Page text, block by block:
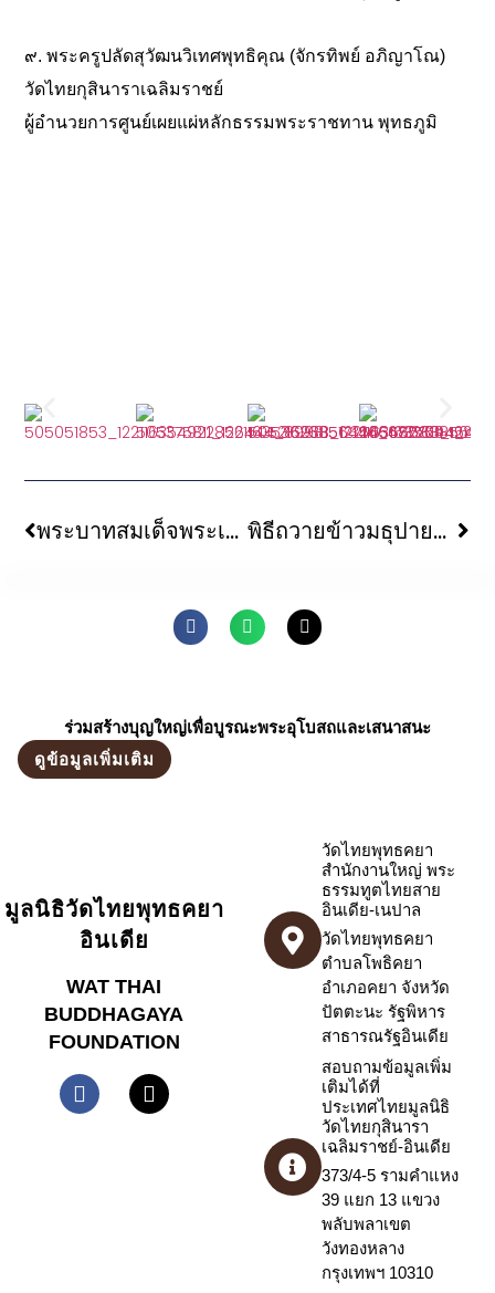
๙. พระครูปลัดสุวัฒนวิเทศพุทธิคุณ (จักรทิพย์ อภิญาโณ)
วัดไทยกุสินาราเฉลิมราชย์
ผู้อำนวยการศูนย์เผยแผ่หลักธรรมพระราชทาน พุทธภูมิ
พระบาทสมเด็จพระเจ้าอยู่หัว และสมเด็จพระนางเจ้าฯ พระบรมราชินี เสด็จพระราชดำเนินไปทรงบำเพ็ญพระราชกุศลเนื่องในศุภมงคลเฉลิมพระชนมพรรษา ๔๗ พรรษา สมเด็จพระนางเจ้าฯ พระบรมราชินี พิธีถวายข้าวมธุปายาส แด่องค์พระพุทธเมตตา ถวายดอกไม้แด่ต้นพระศรีมหาโพธิ์
ร่วมสร้างบุญใหญ่เพื่อบูรณะพระอุโบสถและเสนาสนะ
ดูข้อมูลเพิ่มเติม
มูลนิธิวัดไทยพุทธคยา
อินเดีย
WAT THAI
BUDDHAGAYA
FOUNDATION
วัดไทยพุทธคยา
สำนักงานใหญ่ พระ
ธรรมทูตไทยสาย
อินเดีย-เนปาล
วัดไทยพุทธคยา
ตำบลโพธิคยา
อำเภอคยา จังหวัด
ปัตตะนะ รัฐพิหาร
สาธารณรัฐอินเดีย
สอบถามข้อมูลเพิ่ม
เติมได้ที่
ประเทศไทยมูลนิธิ
วัดไทยกุสินารา
เฉลิมราชย์-อินเดีย
373/4-5 รามคำแหง
39 แยก 13 แขวง
พลับพลาเขต
วังทองหลาง
กรุงเทพฯ 10310